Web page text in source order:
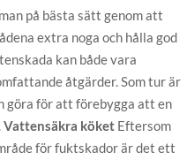
på bästa sätt genom att
extra noga och hålla god
kan både vara
åtgärder. Som tur är
göra för att förebygga att en
Vattensäkra köket Eftersom
för fuktskador är det ett